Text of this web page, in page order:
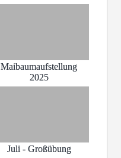
Maibaumaufstellung
2025
Juli - Großübung